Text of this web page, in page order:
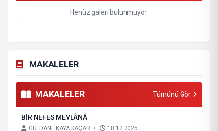
Henüz galeri bulunmuyor.
MAKALELER
MAKALELER Tümünü Gör
BİR NEFES MEVLÂNÂ
GÜLDANE KAYA KAÇAR • 18.12.2025